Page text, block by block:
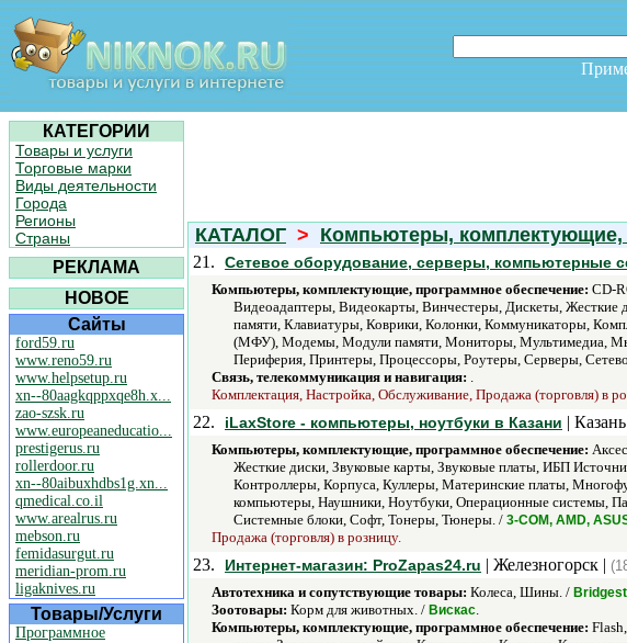
КАТЕГОРИИ
Товары и услуги
Торговые марки
Виды деятельности
Города
Регионы
Страны
РЕКЛАМА
НОВОЕ
Сайты
ford59.ru
www.reno59.ru
www.helpsetup.ru
xn--80aagkqppxqe8h.x...
zao-szsk.ru
www.europeaneducatio...
prestigerus.ru
rollerdoor.ru
xn--80aibuxhdbs1g.xn...
qmedical.co.il
www.arealrus.ru
mebson.ru
femidasurgut.ru
meridian-prom.ru
ligaknives.ru
Товары/Услуги
Программное
КАТАЛОГ > Компьютеры, комплектующие,
21.
Сетевое оборудование, серверы, компьютерные
Компьютеры, комплектующие, программное обеспечение: CD-
Видеоадаптеры, Видеокарты, Винчестеры, Дискеты, Жесткие
памяти, Клавиатуры, Коврики, Колонки, Коммуникаторы,
(МФУ), Модемы, Модули памяти, Мониторы, Мультимедиа,
Периферия, Принтеры, Процессоры, Роутеры, Серверы,
Связь, телекоммуникация и навигация: .
Комплектация, Настройка, Обслуживание, Продажа (торговля) в
22. iLaxStore - компьютеры, ноутбуки в Казани |
Компьютеры, комплектующие, программное обеспечение:
Жесткие диски, Звуковые карты, Звуковые платы, ИБП
Контроллеры, Корпуса, Куллеры, Материнские платы,
компьютеры, Наушники, Ноутбуки, Операционные системы,
Системные блоки, Софт, Тонеры, Тюнеры. / 3-COM, AMD,
Продажа (торговля) в розницу.
23. Интернет-магазин: ProZapas24.ru | Железногорск |
Автотехника и сопутствующие товары: Колeса, Шины. /
Зоотовары: Корм для животных. / Вискас.
Компьютеры, комплектующие, программное обеспечение: